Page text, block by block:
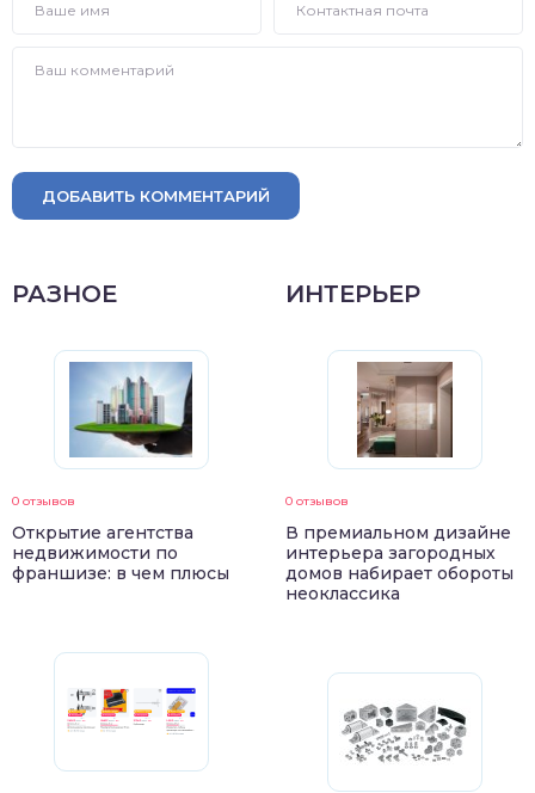
ДОБАВИТЬ КОММЕНТАРИЙ
РАЗНОЕ
0 отзывов
Открытие агентства
недвижимости по
франшизе: в чем плюсы
ИНТЕРЬЕР
0 отзывов
В премиальном дизайне
интерьера загородных
домов набирает обороты
неоклассика